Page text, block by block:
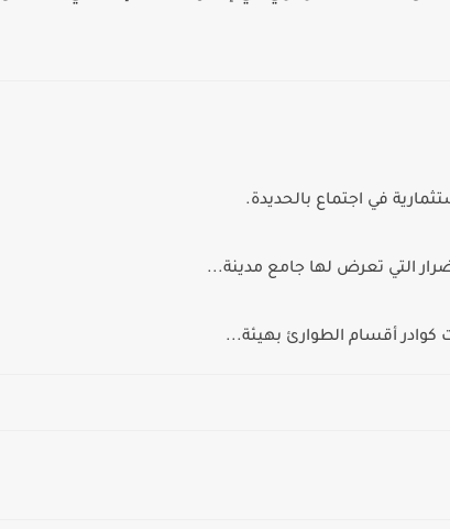
في اجتماع بالحديدة.
التي تعرض لها جامع مدينة...
كوادر أقسام الطوارئ بهيئة...